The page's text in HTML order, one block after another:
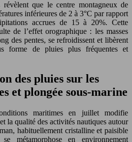
révèlent que le centre montagneux de
inférieures de 2 à 3°C par rapport
accrues de 15 à 20%. Cette
de l’effet orographique : les masses
des pentes, se refroidissent et libèrent
forme de pluies plus fréquentes et
des pluies sur les
et plongée sous-marine
maritimes en juillet modifie
la qualité des activités nautiques autour
habituellement cristalline et paisible
métamorphose en environnement